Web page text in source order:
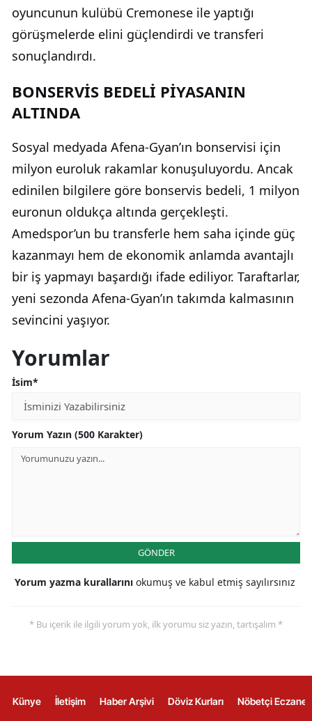
oyuncunun kulübü Cremonese ile yaptığı
görüşmelerde elini güçlendirdi ve transferi
sonuçlandırdı.
BONSERVİS BEDELİ PİYASANIN
ALTINDA
Sosyal medyada Afena-Gyan’ın bonservisi için
milyon euroluk rakamlar konuşuluyordu. Ancak
edinilen bilgilere göre bonservis bedeli, 1 milyon
euronun oldukça altında gerçekleşti.
Amedspor’un bu transferle hem saha içinde güç
kazanmayı hem de ekonomik anlamda avantajlı
bir iş yapmayı başardığı ifade ediliyor. Taraftarlar,
yeni sezonda Afena-Gyan’ın takımda kalmasının
sevincini yaşıyor.
Yorumlar
İsim*
Yorum Yazın (500 Karakter)
GÖNDER
Yorum yazma kurallarını okumuş ve kabul etmiş sayılırsınız
* Bu içerik ile ilgili yorum yok, ilk yorumu siz yazın, tartışalım *
Künye İletişim Haber Arşivi Döviz Kurları Nöbetçi